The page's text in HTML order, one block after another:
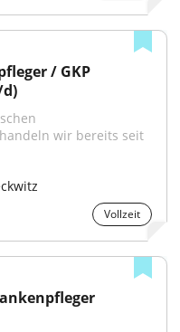
/ GKP
wir bereits seit
Vollzeit